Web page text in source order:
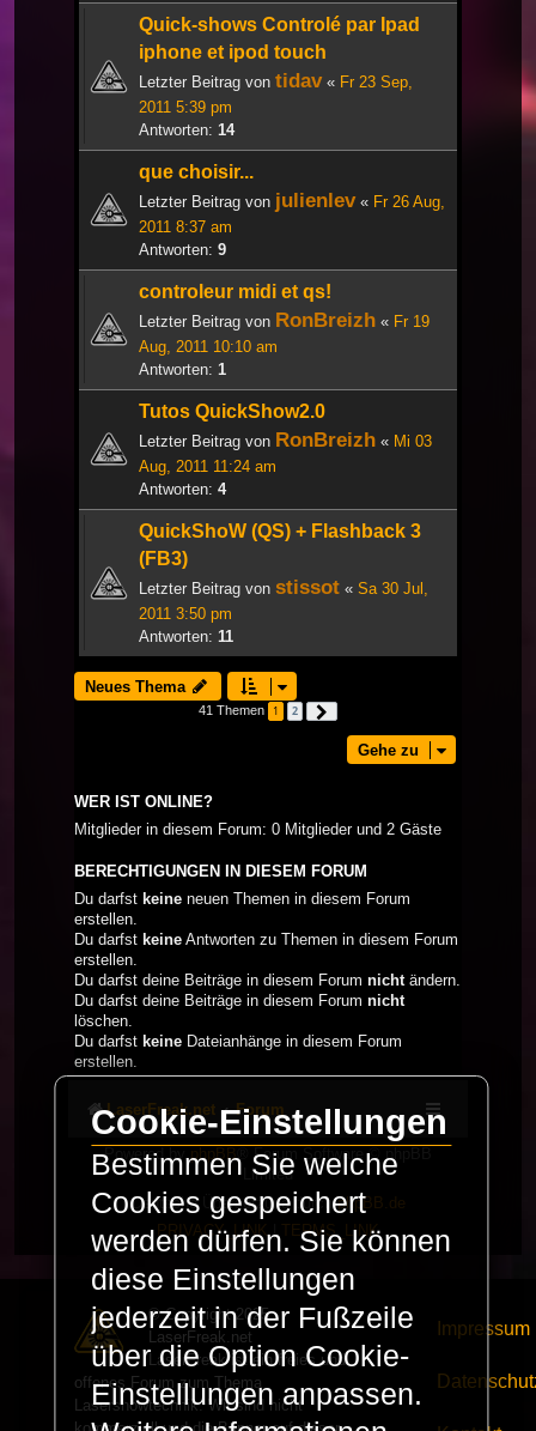
Quick-shows Controlé par Ipad
iphone et ipod touch
Letzter Beitrag von tidav« Fr 23 Sep,
2011 5:39 pm
Antworten: 14
que choisir...
Letzter Beitrag von julienlev« Fr 26 Aug,
2011 8:37 am
Antworten: 9
controleur midi et qs!
Letzter Beitrag von RonBreizh « Fr 19
Aug, 2011 10:10 am
Antworten: 1
Tutos QuickShow2.0
Letzter Beitrag von RonBreizh « Mi 03
Aug, 2011 11:24 am
Antworten: 4
QuickShoW (QS) + Flashback 3
(FB3)
Letzter Beitrag von stissot « Sa 30 Jul,
2011 3:50 pm
Antworten: 11
Neues Thema
41 Themen 1 2
Gehe zu
WER IST ONLINE?
Mitglieder in diesem Forum: 0 Mitglieder und 2 Gäste
BERECHTIGUNGEN IN DIESEM FORUM
Du darfst keine neuen Themen in diesem Forum
erstellen.
Du darfst keine Antworten zu Themen in diesem Forum
erstellen.
Du darfst deine Beiträge in diesem Forum nichtändern.
Du darfst deine Beiträge in diesem Forum nicht
löschen.
Du darfst keine Dateianhänge in diesem Forum
erstellen.
LaserFreak.net Forum
Powered by phpBB
® Forum Software © phpBB
Limited
Deutsche Übersetzung durchphpBB.de
PRIVACY_LINK| TERMS_LINK
© Copyright 2025 -
LaserFreak.net
LaserFreak ist ein freies und
offenes Forum zum Thema
Lasershowtechnik. Wir sind nicht
Impressum
Cookie-Einstellungen
Bestimmen Sie welche
Cookies gespeichert
werden dürfen. Sie können
diese Einstellungen
jederzeit in der Fußzeile
über die Option Cookie-
Einstellungen anpassen.